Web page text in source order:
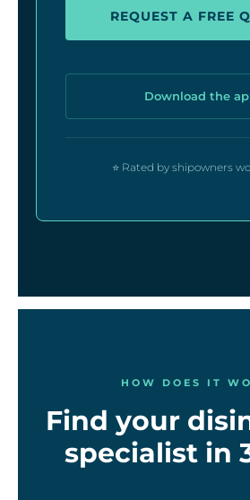
REQUEST A FREE
Download the
⭐ Rated by shipowners
HOW DOES IT
Find your
specialist in